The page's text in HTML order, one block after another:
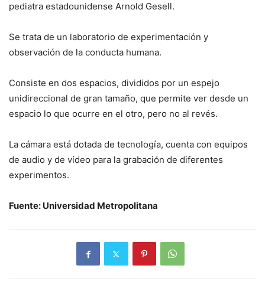
pediatra estadounidense Arnold Gesell.
Se trata de un laboratorio de experimentación y
observación de la conducta humana.
Consiste en dos espacios, divididos por un espejo
unidireccional de gran tamaño, que permite ver desde un
espacio lo que ocurre en el otro, pero no al revés.
La cámara está dotada de tecnología, cuenta con equipos
de audio y de vídeo para la grabación de diferentes
experimentos.
Fuente: Universidad Metropolitana